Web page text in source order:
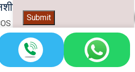
को बेहतर बनाना
की एक सामान्य विशेषता है और यह
नकारात्मक प्रभाव डाल सकती है।
जाता है, तो अंडाशय अधिक एंड्रोजन
जिससे ओव्यूलेशन प्रभावित हो सकता
Submit